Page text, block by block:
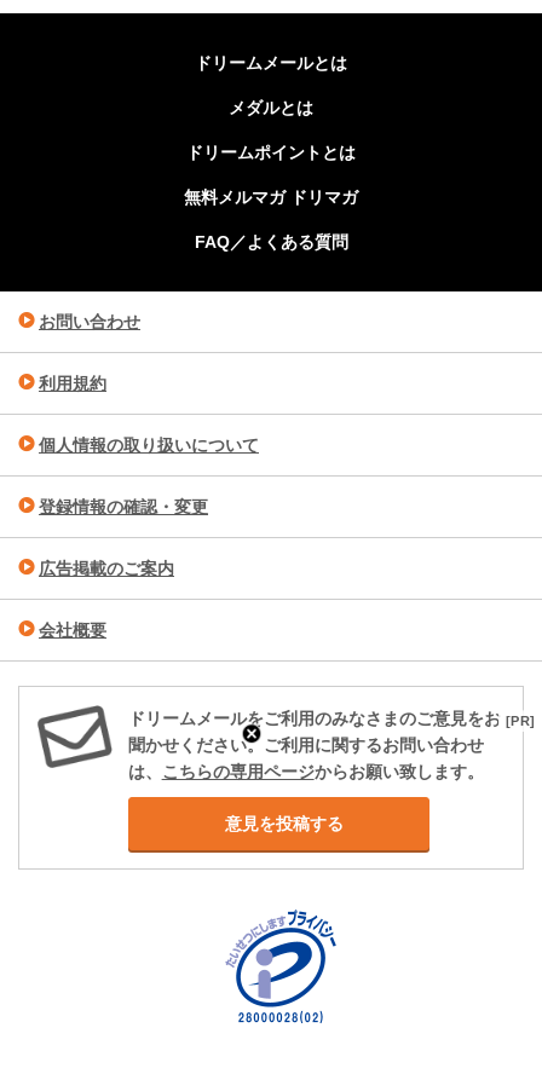
[PR]
ドリームメールとは
メダルとは
ドリームポイントとは
無料メルマガ ドリマガ
FAQ／よくある質問
お問い合わせ
利用規約
個人情報の取り扱いについて
登録情報の確認・変更
広告掲載のご案内
会社概要
ドリームメールをご利用のみなさまのご意見をお
聞かせください。ご利用に関するお問い合わせ
は、 こちらの専用ページからお願い致します。
意見を投稿する